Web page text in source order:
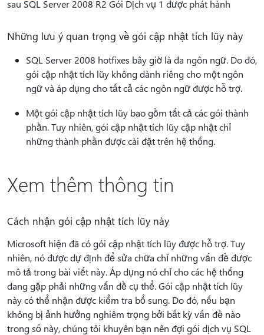
sau SQL Server 2008 R2 Gói Dịch vụ 1 được phát hành
Những lưu ý quan trọng về gói cập nhật tích lũy này
SQL Server 2008 hotfixes bây giờ là đa ngôn ngữ. Do đó,
gói cập nhật tích lũy không dành riêng cho một ngôn
ngữ và áp dụng cho tất cả các ngôn ngữ được hỗ trợ.
Một gói cập nhật tích lũy bao gồm tất cả các gói thành
phần. Tuy nhiên, gói cập nhật tích lũy cập nhật chỉ
những thành phần được cài đặt trên hệ thống.
Xem thêm thông tin
Cách nhận gói cập nhật tích lũy này
Microsoft hiện đã có gói cập nhật tích lũy được hỗ trợ. Tuy
nhiên, nó được dự định để sửa chữa chỉ những vấn đề được
mô tả trong bài viết này. Áp dụng nó chỉ cho các hệ thống
đang gặp phải những vấn đề cụ thể. Gói cập nhật tích lũy
này có thể nhận được kiểm tra bổ sung. Do đó, nếu bạn
không bị ảnh hưởng nghiêm trọng bởi bất kỳ vấn đề nào
trong số này, chúng tôi khuyên bạn nên đợi gói dịch vụ SQL